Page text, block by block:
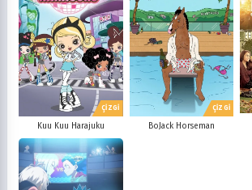
ÇİZGİ
Kuu Kuu Harajuku
ÇİZGİ
BoJack Horseman